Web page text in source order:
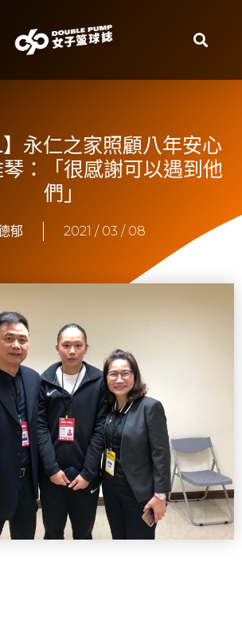
】永仁之家照顧八年安心
：「很感謝可以遇到他
們」
郁 2021 / 03 / 08